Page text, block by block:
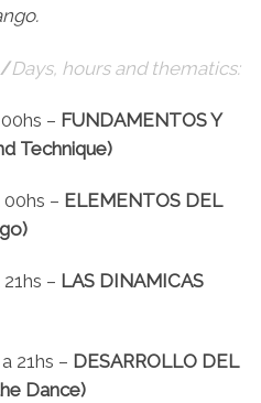
Days, hours and thematics:
– FUNDAMENTOS Y
Technique)
00hs – ELEMENTOS DEL
– LAS DINAMICAS
21hs – DESARROLLO DEL
Dance)